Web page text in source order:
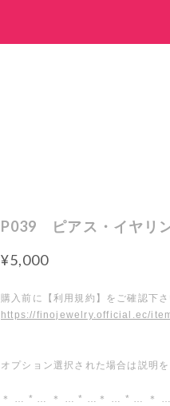
P039 ピアス・イヤリ
¥5,000
購入前に【利用規約】をご確認下さ
https://finojewelry.official.ec/
オプション選択された場合は説明
＊ … * … ＊ … * …＊ … * … ＊